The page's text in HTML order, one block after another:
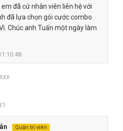
đã cử nhân viên liên hệ với
đã lựa chọn gói cước combo
Chúc anh Tuấn một ngày làm
Quản trị viên